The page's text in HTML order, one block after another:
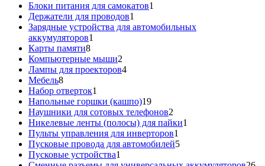
Блоки питания для самокатов1
Держатели для проводов1
товар
Зарядные устройства для автомобильных
аккумуляторов1
Карты памяти88
товаров
Компьютерные мыши2
товара
Лампы для проекторов44
Мебель88
товаров
Набор отверток1
товар
Напольные горшки (кашпо)1919
товаров
Наушники для сотовых телефонов2
товара
Никелевые ленты (полосы) для пайки1
Пульты управления для инверторов1
товар
Пусковые провода для автомобилей55
Пусковые устройства1